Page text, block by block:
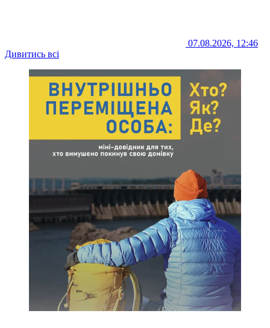
07.08.2026, 12:46
Дивитись всі